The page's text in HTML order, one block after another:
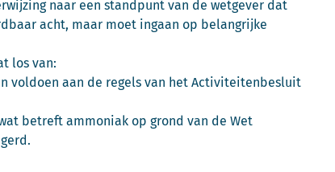
naar een standpunt van de wetgever dat
acht, maar moet ingaan op belangrijke
los van:
voldoen aan de regels van het Activiteitenbesluit
betreft ammoniak op grond van de Wet